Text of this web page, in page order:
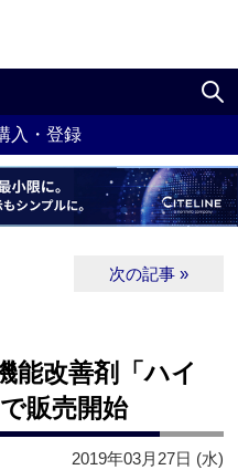
入・登録
次の記事 »
能改善剤「ハイ
販売開始
2019年03月27日 (水)